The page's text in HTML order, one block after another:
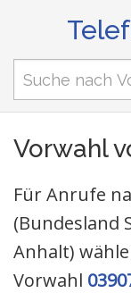
Vorwahl
Für Anrufe
(Bundesland
Anhalt)
Vorwahl